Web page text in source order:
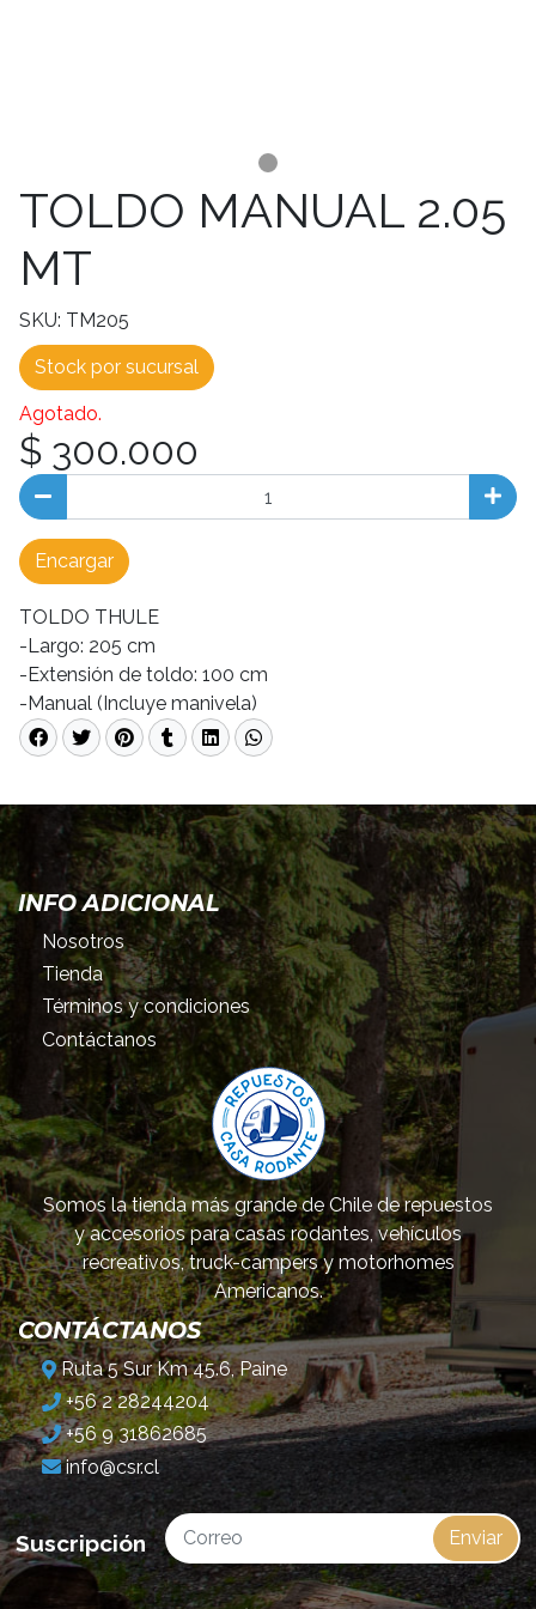
TOLDO MANUAL 2.05
MT
SKU: TM205
Stock por sucursal
Agotado.
$ 300.000
Encargar
TOLDO THULE
-Largo: 205 cm
-Extensión de toldo: 100 cm
-Manual (Incluye manivela)
INFO ADICIONAL
Nosotros
Tienda
Términos y condiciones
Contáctanos
Somos la tienda más grande de Chile de repuestos
y accesorios para casas rodantes, vehículos
recreativos, truck-campers y motorhomes
Americanos.
CONTÁCTANOS
Ruta 5 Sur Km 45.6, Paine
+56 2 28244204
+56 9 31862685
info@csr.cl
Suscripción Enviar